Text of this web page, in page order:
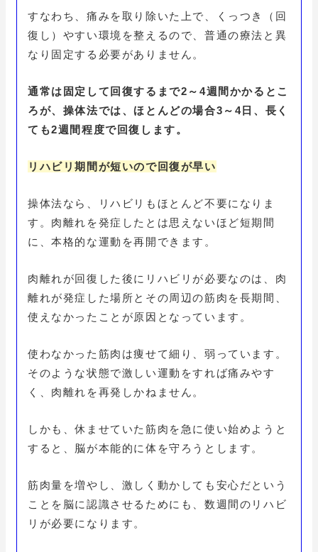
すなわち、痛みを取り除いた上で、くっつき（回
復し）やすい環境を整えるので、普通の療法と異
なり固定する必要がありません。
通常は固定して回復するまで2～4週間かかるとこ
ろが、操体法では、ほとんどの場合3～4日、長く
ても2週間程度で回復します。
リハビリ期間が短いので回復が早い
操体法なら、リハビリもほとんど不要になりま
す。肉離れを発症したとは思えないほど短期間
に、本格的な運動を再開できます。
肉離れが回復した後にリハビリが必要なのは、肉
離れが発症した場所とその周辺の筋肉を長期間、
使えなかったことが原因となっています。
使わなかった筋肉は痩せて細り、弱っています。
そのような状態で激しい運動をすれば痛みやす
く、肉離れを再発しかねません。
しかも、休ませていた筋肉を急に使い始めようと
すると、脳が本能的に体を守ろうとします。
筋肉量を増やし、激しく動かしても安心だという
ことを脳に認識させるためにも、数週間のリハビ
リが必要になります。